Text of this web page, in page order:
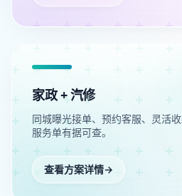
家政 + 汽修
同城曝光接单、预约客服、灵活收
服务单有据可查。
查看方案详情→